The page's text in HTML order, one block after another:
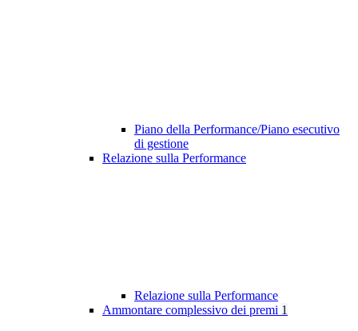
Piano della Performance/Piano esecutivo
di gestione
Relazione sulla Performance
Relazione sulla Performance
Ammontare complessivo dei premi 1